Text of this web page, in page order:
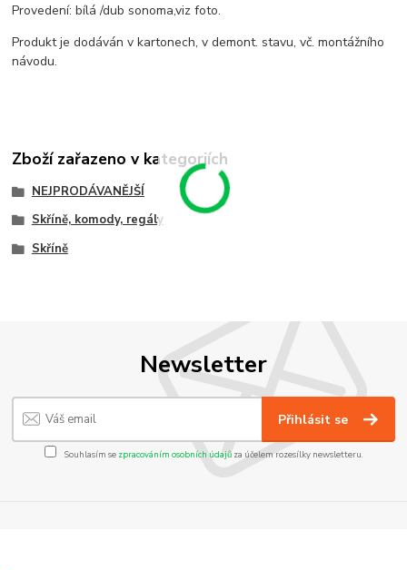
Provedení: bílá /dub sonoma,viz foto.
Produkt je dodáván v kartonech, v demont. stavu, vč. montážního
návodu.
Zboží zařazeno v kategoriích
NEJPRODÁVANĚJŠÍ
Skříně, komody, regály
Skříně
Newsletter
Přihlásit se
Souhlasím se zpracováním osobních údajůza účelem rozesílky newsletteru.